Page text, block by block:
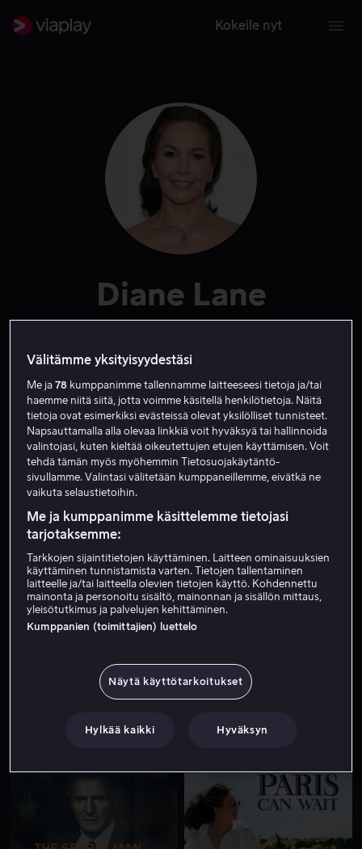
Kokeile nyt
Diane Lane
Alk. 4,99 €
Välitämme yksityisyydestäsi
Me ja78 kumppanimme tallennamme laitteeseesi tietoja ja/tai
haemme niitä siitä, jotta voimme käsitellä henkilötietoja. Näitä
tietoja ovat esimerkiksi evästeissä olevat yksilölliset tunnisteet.
Napsauttamalla alla olevaa linkkiä voit hyväksyä tai hallinnoida
valintojasi, kuten kieltää oikeutettujen etujen käyttämisen. Voit
tehdä tämän myös myöhemmin Tietosuojakäytäntö-
sivullamme. Valintasi välitetään kumppaneillemme, eivätkä ne
vaikuta selaustietoihin.
Me ja kumppanimme käsittelemme tietojasi
tarjotaksemme:
Tarkkojen sijaintitietojen käyttäminen. Laitteen ominaisuuksien
käyttäminen tunnistamista varten. Tietojen tallentaminen
laitteelle ja/tai laitteella olevien tietojen käyttö. Kohdennettu
mainonta ja personoitu sisältö, mainonnan ja sisällön mittaus,
yleisötutkimus ja palvelujen kehittäminen.
Kumppanien (toimittajien) luettelo
Näytä käyttötarkoitukset
Hylkää kaikki Hyväksyn